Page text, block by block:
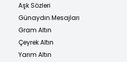
Aşk Sözleri
Günaydın Mesajları
Gram Altın
Çeyrek Altın
Yarım Altın